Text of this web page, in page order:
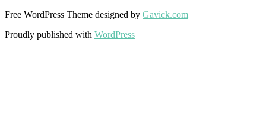
Free WordPress Theme designed by Gavick.com
Proudly published with WordPress